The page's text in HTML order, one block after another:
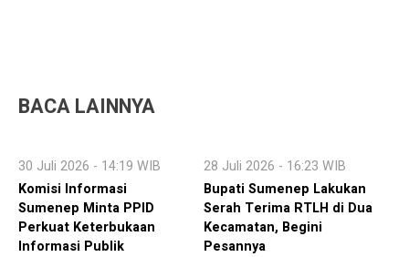
BACA LAINNYA
30 Juli 2026 - 14:19 WIB
Komisi Informasi
Sumenep Minta PPID
Perkuat Keterbukaan
Informasi Publik
28 Juli 2026 - 16:23 WIB
Bupati Sumenep Lakukan
Serah Terima RTLH di Dua
Kecamatan, Begini
Pesannya